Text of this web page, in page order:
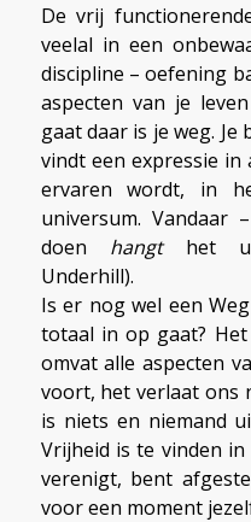
De vrij
veelal in een
discipline – oefening
aspecten van je
gaat daar is je weg. Je
vindt een expressie in
ervaren wordt, in
universum. Vandaar
doen hangthet
Underhill).
Is er nog wel een
totaal in op gaat?
omvat alle aspecten
voort, het verlaat ons
is niets en niemand
Vrijheid is te vinden
verenigt, bent
voor een moment